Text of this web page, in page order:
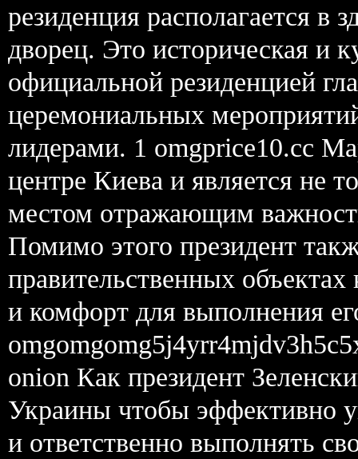
резиденция располагается в
дворец. Это историческая и
официальной резиденцией
церемониальных
лидерами. 1 omgprice10.cc
центре Киева и является не
местом отражающим
Помимо этого президент
правительственных
и комфорт для выполнения
onion Как президент
Украины чтобы эффективно
и ответственно выполнять